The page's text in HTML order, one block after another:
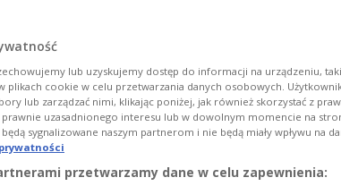
lub uzyskujemy dostęp do informacji na urządzeniu,
plikach cookie w celu przetwarzania danych osobowych.
lub zarządzać nimi, klikając poniżej, jak również skorzystać z
prawnie uzasadnionego interesu lub w dowolnym momencie na
sygnalizowane naszym partnerom i nie będą miały wpływu na
przetwarzamy dane w celu zapewnienia: